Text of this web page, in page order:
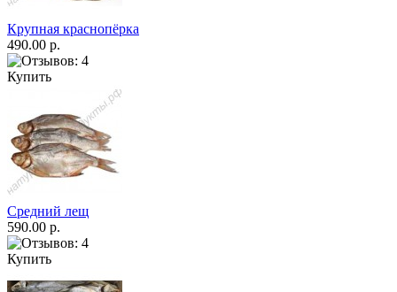
Крупная краснопёрка
490.00 р.
Купить
Средний лещ
590.00 р.
Купить